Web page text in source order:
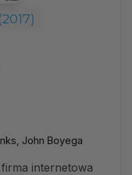
(2017)
John Boyega
internetowa